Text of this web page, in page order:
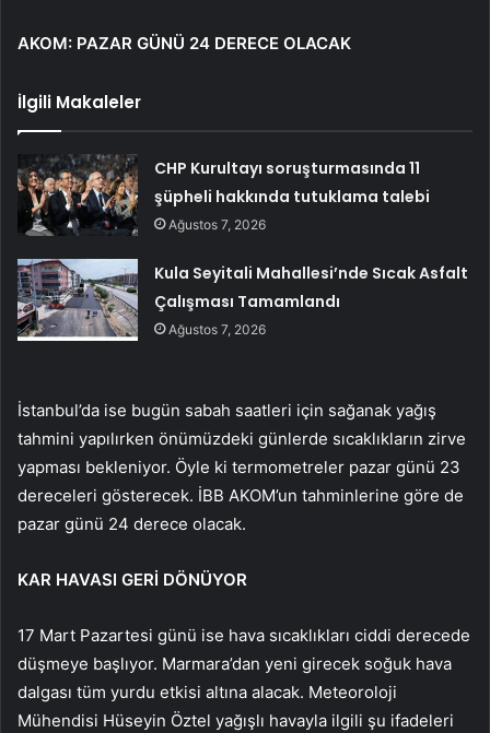
AKOM: PAZAR GÜNÜ 24 DERECE OLACAK
İlgili Makaleler
CHP Kurultayı soruşturmasında 11
şüpheli hakkında tutuklama talebi
Ağustos 7, 2026
Kula Seyitali Mahallesi’nde Sıcak Asfalt
Çalışması Tamamlandı
Ağustos 7, 2026
İstanbul’da ise bugün sabah saatleri için sağanak yağış
tahmini yapılırken önümüzdeki günlerde sıcaklıkların zirve
yapması bekleniyor. Öyle ki termometreler pazar günü 23
dereceleri gösterecek. İBB AKOM’un tahminlerine göre de
pazar günü 24 derece olacak.
KAR HAVASI GERİ DÖNÜYOR
17 Mart Pazartesi günü ise hava sıcaklıkları ciddi derecede
düşmeye başlıyor. Marmara’dan yeni girecek soğuk hava
dalgası tüm yurdu etkisi altına alacak. Meteoroloji
Mühendisi Hüseyin Öztel yağışlı havayla ilgili şu ifadeleri